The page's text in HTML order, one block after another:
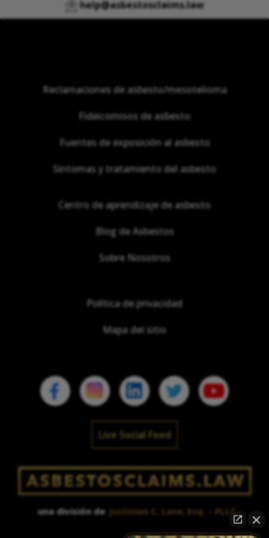
help@asbestosclaims.law
Reclamaciones de asbesto/mesotelioma
Fideicomisos de asbesto
Fuentes de exposición al asbesto
Síntomas y tratamiento del asbesto
Centro de aprendizaje de asbesto
Blog de Asbestos
Sobre Nosotros
Política de privacidad
Mapa del sitio
Live Social Feed
una división de Justinian C. Lane, Esq. – PLLC